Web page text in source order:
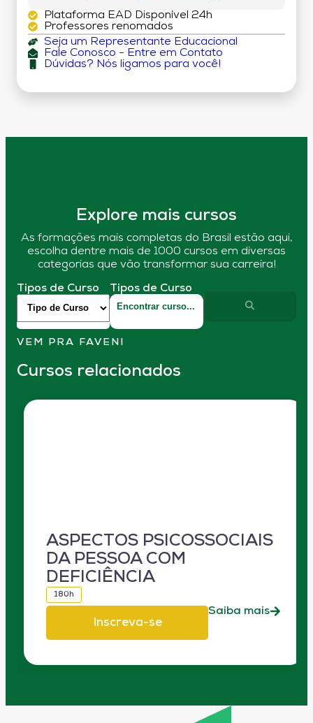
Plataforma EAD Disponível 24h
Professores renomados
Seja um Representante Educacional
Fale Conosco - Entre em Contato
Dúvidas? Nós ligamos para você!
Explore mais cursos
As formações mais completas do Brasil estão aqui,
escolha dentre mais de 1000 cursos em diversas
categorias que vão transformar sua carreira!
Tipos de Curso Tipos de Curso
VEM PRA FAVENI
Cursos relacionados
ASPECTOS PSICOSSOCIAIS
DA PESSOA COM
DEFICIÊNCIA
180h
Inscreva-se
Saiba mais